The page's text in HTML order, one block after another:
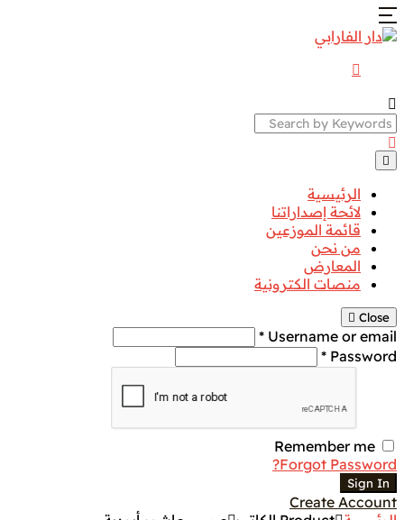
Search
الرئيسية
لائحة إصداراتنا
قائمة الموزعين
من نحن
المعارض
منصات الكترونية
Close
Username or email *
Password *
Remember me
Forgot Password?
Sign In
Create Account